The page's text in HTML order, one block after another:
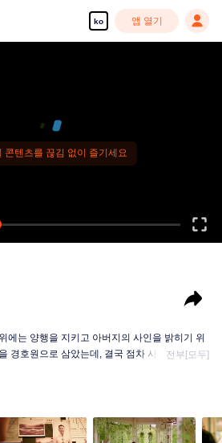
ko 앱 열기
에는 양행을 지키고 아버지의 사인을 밝히기 위
경호원으로 삼았는데, 결국 점차 사랑이 싹튼
전부[모두]